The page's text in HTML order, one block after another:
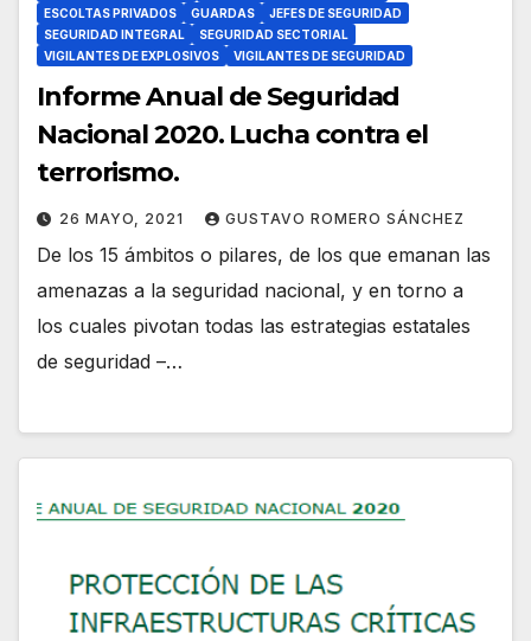
ESCOLTAS PRIVADOS
GUARDAS
JEFES DE SEGURIDAD
SEGURIDAD INTEGRAL
SEGURIDAD SECTORIAL
VIGILANTES DE EXPLOSIVOS
VIGILANTES DE SEGURIDAD
Informe Anual de Seguridad
Nacional 2020. Lucha contra el
terrorismo.
26 MAYO, 2021 GUSTAVO ROMERO SÁNCHEZ
De los 15 ámbitos o pilares, de los que emanan las
amenazas a la seguridad nacional, y en torno a
los cuales pivotan todas las estrategias estatales
de seguridad –…